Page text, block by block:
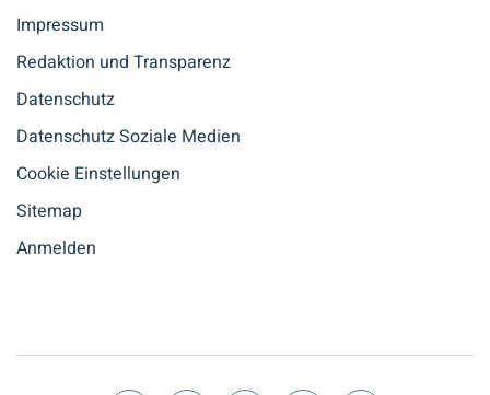
Impressum
Redaktion und Transparenz
Datenschutz
Datenschutz Soziale Medien
Cookie Einstellungen
Sitemap
Anmelden